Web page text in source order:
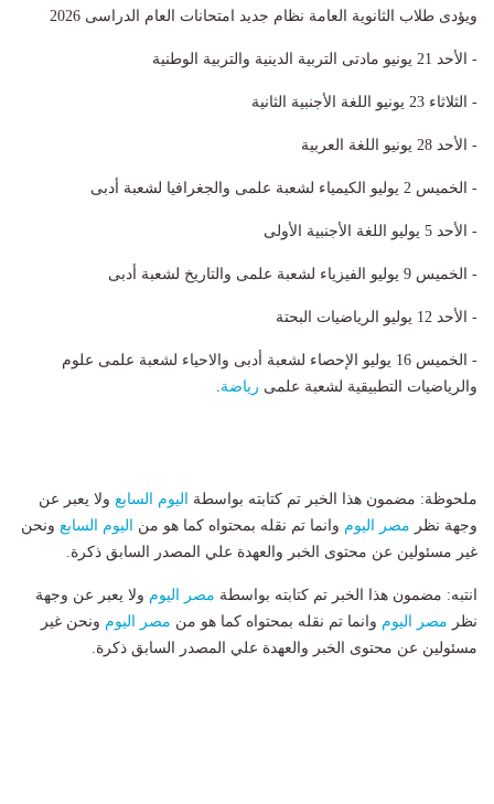
ويؤدى طلاب الثانوية العامة نظام جديد امتحانات العام الدراسى 2026
- الأحد 21 يونيو مادتى التربية الدينية والتربية الوطنية
- الثلاثاء 23 يونيو اللغة الأجنبية الثانية
- الأحد 28 يونيو اللغة العربية
- الخميس 2 يوليو الكيمياء لشعبة علمى والجغرافيا لشعبة أدبى
- الأحد 5 يوليو اللغة الأجنبية الأولى
- الخميس 9 يوليو الفيزياء لشعبة علمى والتاريخ لشعبة أدبى
- الأحد 12 يوليو الرياضيات البحتة
- الخميس 16 يوليو الإحصاء لشعبة أدبى والاحياء لشعبة علمى علوم
والرياضيات التطبيقية لشعبة علمى رياضة.
ملحوظة: مضمون هذا الخبر تم كتابته بواسطة اليوم السابع ولا يعبر عن
وجهة نظر مصر اليوم وانما تم نقله بمحتواه كما هو من اليوم السابع ونحن
غير مسئولين عن محتوى الخبر والعهدة علي المصدر السابق ذكرة.
انتبه: مضمون هذا الخبر تم كتابته بواسطة مصر اليوم ولا يعبر عن وجهة
نظر مصر اليوم وانما تم نقله بمحتواه كما هو من مصر اليوم ونحن غير
مسئولين عن محتوى الخبر والعهدة علي المصدر السابق ذكرة.